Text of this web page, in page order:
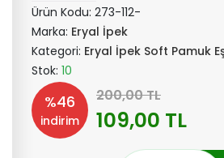
Ürün Kodu: 273-112-
Marka: Eryal İpek
Kategori: Eryal İpek Soft Pamuk
Stok: 10
%46
indirim
200,00 TL
109,00 TL